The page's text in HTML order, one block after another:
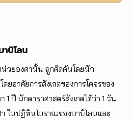
บิโลน
วยองศานั้น ถูกคิดค้นโดยนัก
ยอาศัยการสังเกตของการโคจรของ
1 ปี นักดาราศาสตร์สังเกตได้ว่า 1 วัน
ในปฏิทินโบราณของบาบิโลนและ